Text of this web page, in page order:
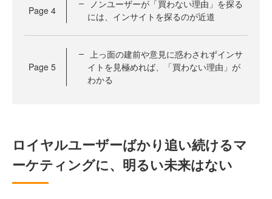
Page 4
ノンユーザーが「買わない理由」を探る
には、インサイトを探るのが近道
Page 5
上っ面の建前や意見に惑わされずインサ
イトを見極めれば、「買わない理由」が
わかる
ロイヤルユーザーばかり追い続けるマ
ーケティングに、明るい未来はない